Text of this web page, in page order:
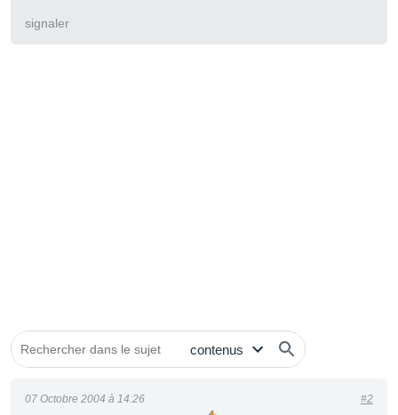
signaler
07 Octobre 2004 à 14:26 #2